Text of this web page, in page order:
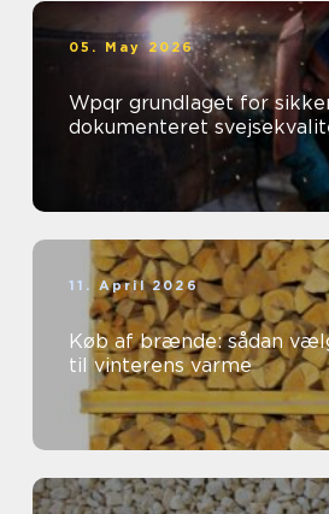
05. May 2026
Wpqr grundlaget for sikker og
dokumenteret
11. April 2026
Køb af brænde: sådan
til vinterens varme